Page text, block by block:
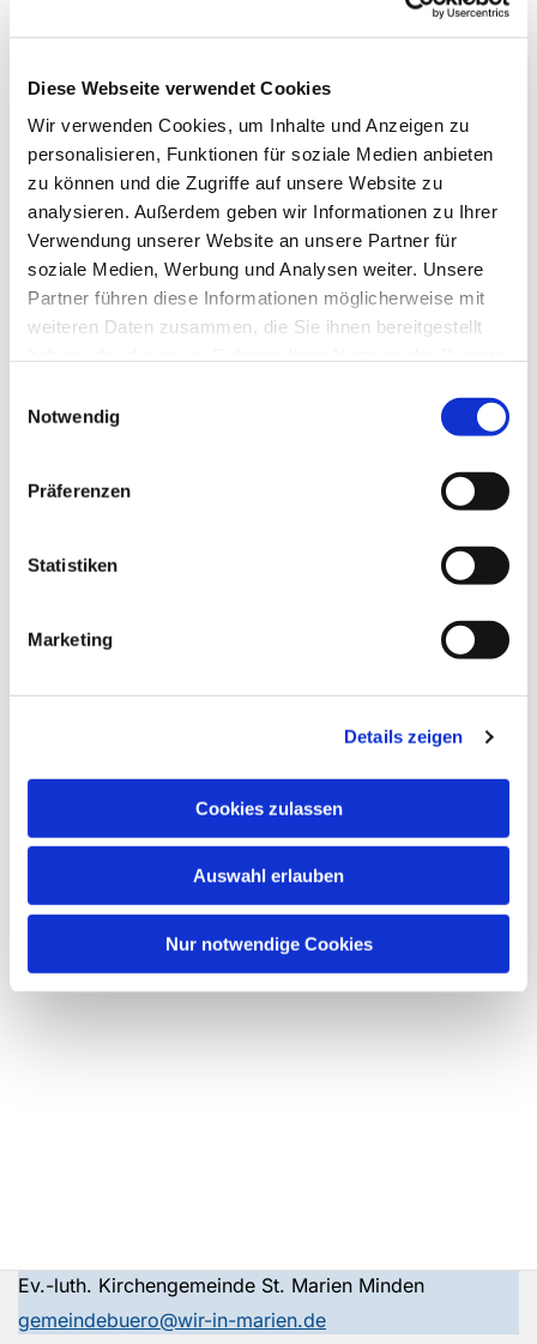
Diese Webseite verwendet Cookies
Wir verwenden Cookies, um Inhalte und Anzeigen zu
personalisieren, Funktionen für soziale Medien anbieten
zu können und die Zugriffe auf unsere Website zu
analysieren. Außerdem geben wir Informationen zu Ihrer
Verwendung unserer Website an unsere Partner für
soziale Medien, Werbung und Analysen weiter. Unsere
Partner führen diese Informationen möglicherweise mit
weiteren Daten zusammen, die Sie ihnen bereitgestellt
Notwendig
Präferenzen
Statistiken
Marketing
Details zeigen
Cookies zulassen
Auswahl erlauben
Nur notwendige Cookies
Dies könnte Sie auch
Ev.-luth. Kirchengemeinde St. Marien Minden
gemeindebuero@wir-in-marien.de